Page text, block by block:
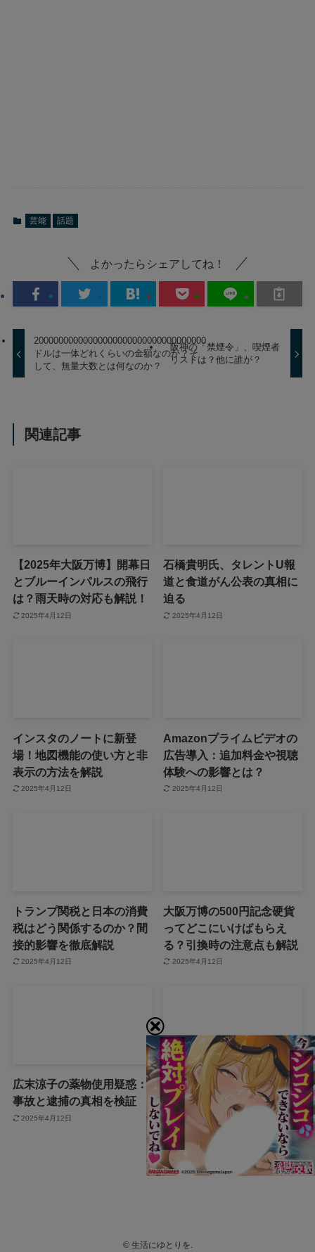
芸能 話題
よかったらシェアしてね！
20000000000000000000000000000000000
ドルは一体どれくらいの金額なのか？そ
して、無量大数とは何なのか？
阪神の「禁煙令」、喫煙者
リストは？他に誰が？
関連記事
【2025年大阪万博】開幕日
とブルーインパルスの飛行
は？雨天時の対応も解説！
2025年4月12日
石橋貴明氏、タレントU報
道と食道がん公表の真相に
迫る
2025年4月12日
インスタのノートに新登
場！地図機能の使い方と非
表示の方法を解説
2025年4月12日
Amazonプライムビデオの
広告導入：追加料金や視聴
体験への影響とは？
2025年4月12日
トランプ関税と日本の消費
税はどう関係するのか？間
接的影響を徹底解説
2025年4月12日
大阪万博の500円記念硬貨
ってどこにいけばもらえ
る？引換時の注意点も解説
2025年4月12日
広末涼子の薬物使用疑惑：
事故と逮捕の真相を検証
2025年4月12日
広末涼子を名乗る女が暴行
逮捕！事件の全容を徹底調
査！
2025年4月12日
©生活にゆとりを.